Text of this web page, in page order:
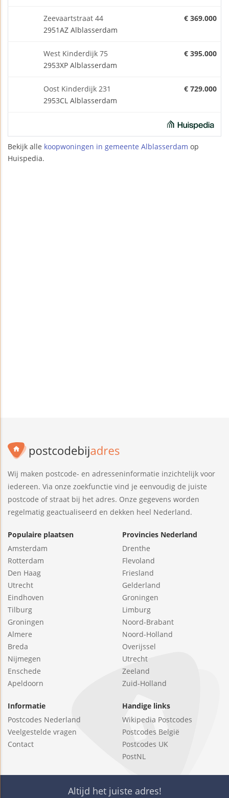
Zeevaartstraat 44
2951AZ Alblasserdam
€ 369.000
West Kinderdijk 75
2953XP Alblasserdam
€ 395.000
Oost Kinderdijk 231
2953CL Alblasserdam
€ 729.000
Bekijk alle koopwoningen in gemeente Alblasserdam op
Huispedia.
Wij maken postcode- en adresseninformatie inzichtelijk voor
iedereen. Via onze zoekfunctie vind je eenvoudig de juiste
postcode of straat bij het adres. Onze gegevens worden
regelmatig geactualiseerd en dekken heel Nederland.
Populaire plaatsen
Amsterdam
Rotterdam
Den Haag
Utrecht
Eindhoven
Tilburg
Groningen
Almere
Breda
Nijmegen
Enschede
Apeldoorn
Provincies Nederland
Drenthe
Flevoland
Friesland
Gelderland
Groningen
Limburg
Noord-Brabant
Noord-Holland
Overijssel
Utrecht
Zeeland
Zuid-Holland
Informatie
Postcodes Nederland
Veelgestelde vragen
Contact
Handige links
Wikipedia Postcodes
Postcodes België
Postcodes UK
PostNL
Altijd het juiste adres!